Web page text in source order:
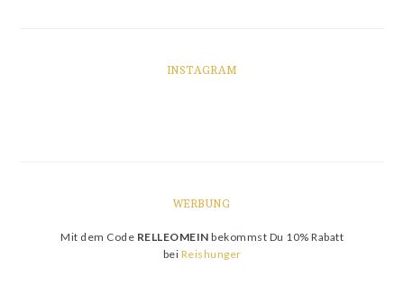
INSTAGRAM
WERBUNG
Mit dem Code RELLEOMEIN bekommst Du 10% Rabatt
bei Reishunger